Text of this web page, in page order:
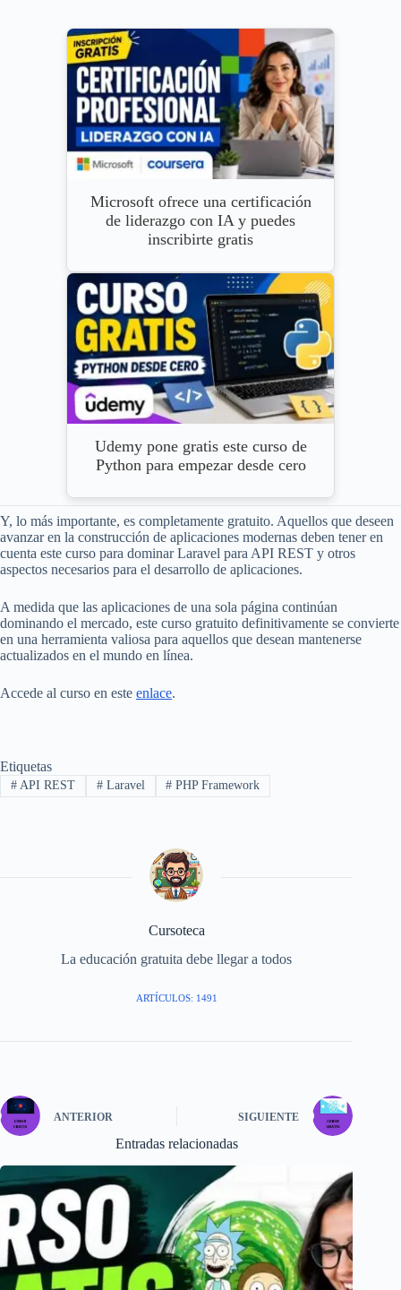
Microsoft ofrece una certificación
de liderazgo con IA y puedes
inscribirte gratis
Udemy pone gratis este curso de
Python para empezar desde cero
Y, lo más importante, es completamente gratuito. Aquellos que deseen
avanzar en la construcción de aplicaciones modernas deben tener en
cuenta este curso para dominar Laravel para API REST y otros
aspectos necesarios para el desarrollo de aplicaciones.
A medida que las aplicaciones de una sola página continúan
dominando el mercado, este curso gratuito definitivamente se convierte
en una herramienta valiosa para aquellos que desean mantenerse
actualizados en el mundo en línea.
Accede al curso en este enlace.
Etiquetas
#API REST #Laravel # PHP Framework
Cursoteca
La educación gratuita debe llegar a todos
ARTÍCULOS: 1491
ANTERIOR SIGUIENTE
Entradas relacionadas